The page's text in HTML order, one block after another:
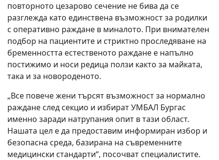
повторното цезарово сечение не бива да се
разглежда като единствена възможност за родилки
с оперативно раждане в миналото. При внимателен
подбор на пациентите и стриктно проследяване на
бременността естественото раждане е напълно
постижимо и носи редица ползи както за майката,
така и за новороденото.
„Все повече жени търсят възможност за нормално
раждане след секцио и избират УМБАЛ Бургас
именно заради натрупания опит в тази област.
Нашата цел е да предоставим информиран избор и
безопасна среда, базирана на съвременните
медицински стандарти“, посочват специалистите.